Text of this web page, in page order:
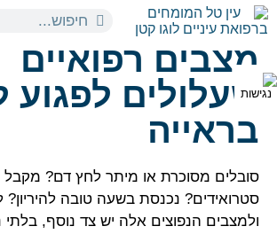
מצבים רפואיים
שעלולים לפגוע
בראייה
סובלים מסוכרת או מיתר לחץ דם? מקבל
סטרואידים? נכנסת בשעה טובה
ולמצבים הנפוצים אלה יש צד נוסף,